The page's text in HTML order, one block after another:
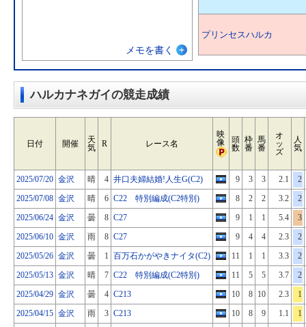
メモを書く
プリンセスハルカ
ハルカナネガイの競走成績
日付 開催
天
気
R レース名
映
像
頭
数
枠
番
馬
番
オ
ッ
ズ
人
気
2025/07/20 金沢 晴 4 井口夫婦結婚!人生G(C2) 9 3 3 2.1
2
2025/07/08 金沢 晴 6 C22 特別編成(C2特別) 8 2 2 3.2
2
2025/06/24 金沢 曇 8 C27 9 1 1 5.4
3
2025/06/10 金沢 雨 8 C27 9 4 4 2.3
2
2025/05/26 金沢 曇 1 百万石かがやきナイタ(C2) 11 1 1 3.3
2
2025/05/13 金沢 晴 7 C22 特別編成(C2特別) 11 5 5 3.7
2
2025/04/29 金沢 曇 4 C213 10 8 10 2.3
1
2025/04/15 金沢 雨 3 C213 10 8 9 1.1
1